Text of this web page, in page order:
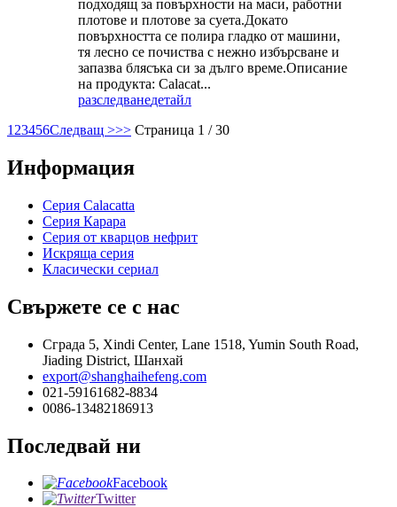
подходящ за повърхности на маси, работни
плотове и плотове за суета.Докато
повърхността се полира гладко от машини,
тя лесно се почиства с нежно избърсване и
запазва блясъка си за дълго време.Описание
на продукта: Calacat...
разследванедетайл
1 23456Следващ >>> Страница 1 / 30
Информация
Серия Calacatta
Серия Карара
Серия от кварцов нефрит
Искряща серия
Класически сериал
Свържете се с нас
Сграда 5, Xindi Center, Lane 1518, Yumin South Road,
Jiading District, Шанхай
export@shanghaihefeng.com
021-59161682-8834
0086-13482186913
Последвай ни
Facebook
Twitter